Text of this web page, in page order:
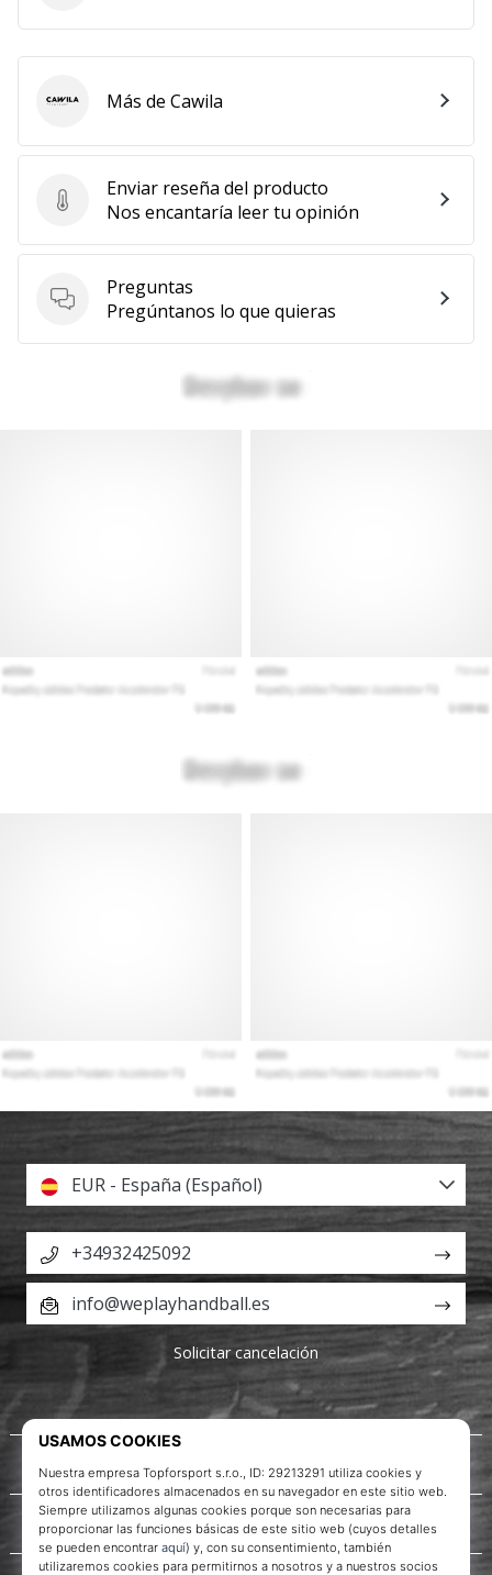
Enviar reseña del producto
Enviar reseña del producto
Nos encantaría leer tu opinión
Preguntas
Preguntas
Pregúntanos lo que quieras
CawilaMás de Cawila
Acerca de nosotros
Servicio al cliente
EUR - España (Español)
+34932425092
info@weplayhandball.es
Solicitar cancelación